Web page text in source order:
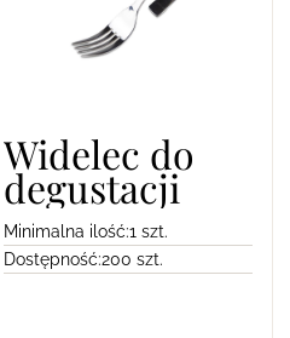
Widelec do
degustacji
Minimalna ilość:1 szt.
Dostępność:200 szt.